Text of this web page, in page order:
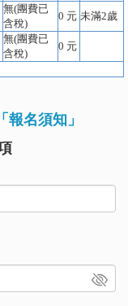
無(團費已
含稅)
0 元 未滿2歲
無(團費已
含稅)
0 元
「報名須知」